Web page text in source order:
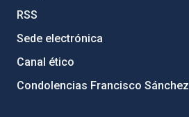
RSS
Sede electrónica
Canal ético
Condolencias Francisco Sánchez